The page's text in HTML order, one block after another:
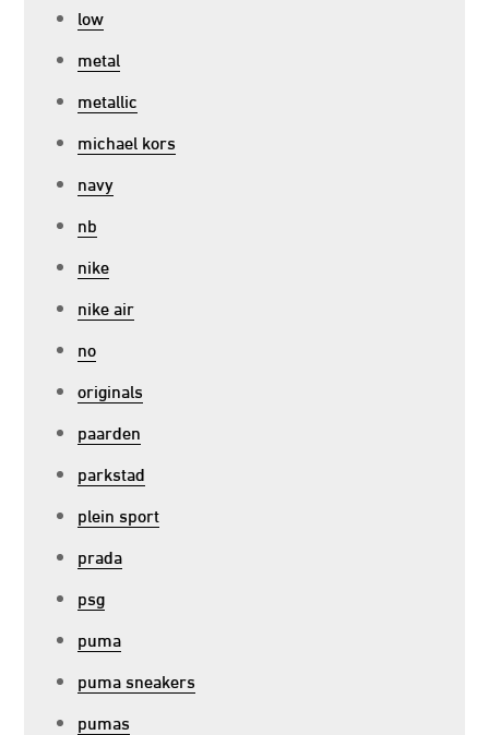
low
metal
metallic
michael kors
navy
nb
nike
nike air
no
originals
paarden
parkstad
plein sport
prada
psg
puma
puma sneakers
pumas